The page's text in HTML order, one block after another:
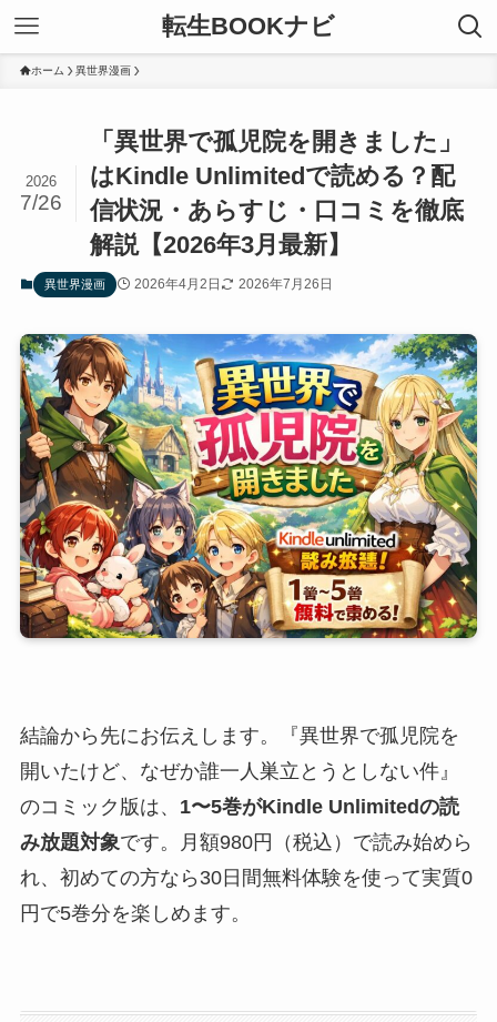
転生BOOKナビ
ホーム 異世界漫画
「異世界で孤児院を開きました」
はKindle Unlimitedで読める？配
信状況・あらすじ・口コミを徹底
解説【2026年3月最新】
2026
7/26
異世界漫画 2026年4月2日 2026年7月26日
結論から先にお伝えします。『異世界で孤児院を
開いたけど、なぜか誰一人巣立とうとしない件』
のコミック版は、 1〜5巻がKindle Unlimitedの読
み放題対象です。月額980円（税込）で読み始めら
れ、初めての方なら30日間無料体験を使って実質0
円で5巻分を楽しめます。